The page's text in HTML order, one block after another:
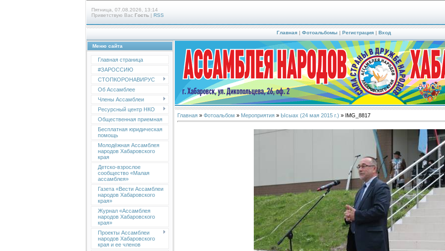
Пятница, 07.08.2026, 13:14
Приветствую Вас Гость | RSS
Главная | Фотоальбомы | Регистрация | Вход
Меню сайта
Главная страница
#ЗАРОССИЮ
СТОПКОРОНАВИРУС
Об Ассамблее
Члены Ассамблеи
Ресурсный центр НКО
Общественная приемная
Бесплатная юридическая
помощь
Молодёжная Ассамблея
народов Хабаровского
края
Детско-взрослое
сообщество «Малая
ассамблея»
Газета «Вести Ассамблеи
народов Хабаровского
края»
Журнал «Ассамблея
народов Хабаровского
края»
Проекты Ассамблеи
народов Хабаровского
края и ее членов
Главная » Фотоальбом » Мероприятия » Ысыах (24 мая 2015 г.) » IMG_8817